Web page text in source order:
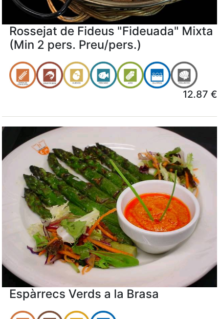
Rossejat de Fideus "Fideuada" Mixta
(Min 2 pers. Preu/pers.)
12.87 €
Espàrrecs Verds a la Brasa